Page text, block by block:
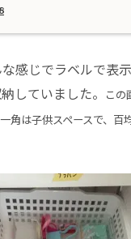
感じでラベルで表
していました。
この
角は子供スペースで、百